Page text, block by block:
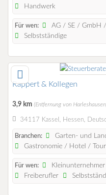
Handwerk
Für wen: AG / SE / GmbH
Selbstständige
Rappert & Kollegen
3,9 km (Entfernung von
34117 Kassel, Hessen,
Branchen:
Garten- und
Gastronomie / Hotel /
Für wen:
Freiberufler